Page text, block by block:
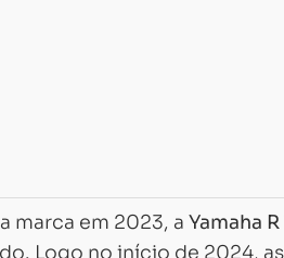
marca em 2023, a Yamaha R
Logo no início de 2024,